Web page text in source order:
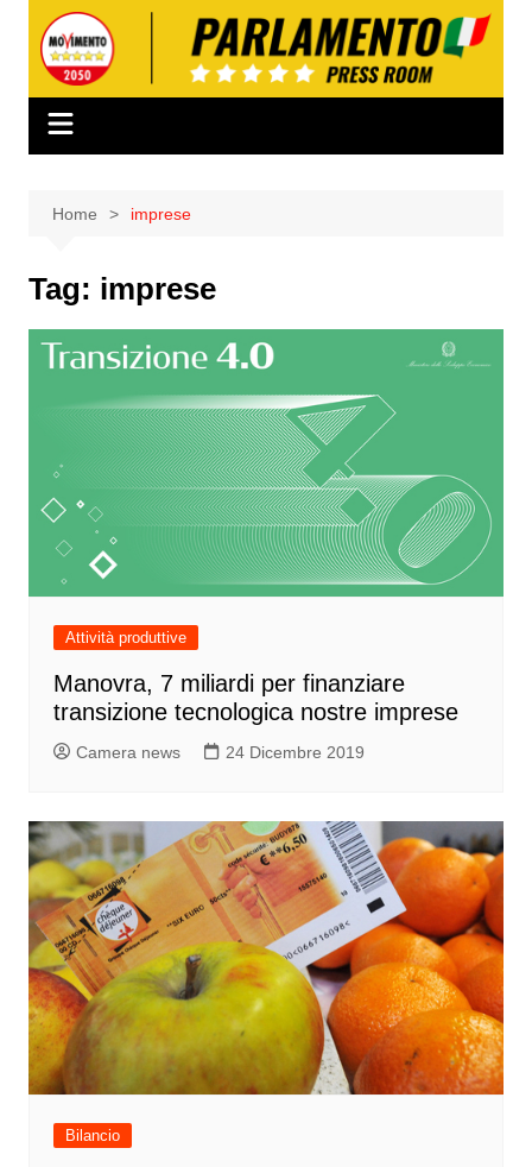
contenuto
Home imprese
Tag: imprese
Attività produttive
Manovra, 7 miliardi per finanziare
transizione tecnologica nostre imprese
Camera news 24 Dicembre 2019
Bilancio